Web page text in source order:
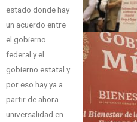
estado donde hay
un acuerdo entre
el gobierno
federal y el
gobierno estatal y
por eso hay ya a
partir de ahora
universalidad en